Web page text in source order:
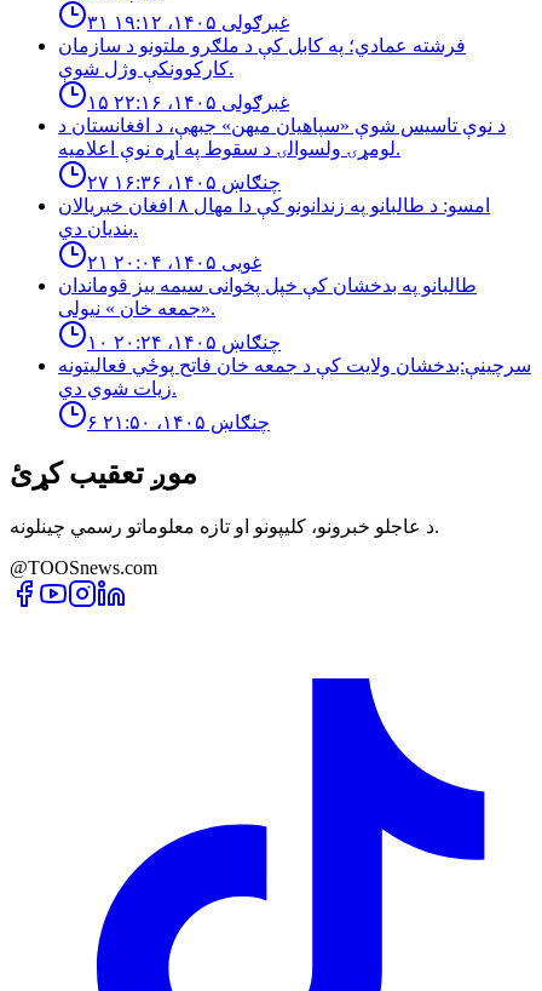
۳۱ غبرګولی ۱۴۰۵، ۱۹:۱۲
فرشته عمادي؛ په کابل کې د ملګرو ملتونو د سازمان
کارکوونکې وژل شوې.
۱۵ غبرګولی ۱۴۰۵، ۲۲:۱۶
د نوې تاسیس شوې «سپاهیان میهن» جبهې، د افغانستان د
لومړۍ ولسوالۍ د سقوط په اړه نوې اعلامیه.
۲۷ چنګاښ ۱۴۰۵، ۱۶:۳۶
امسو: د طالبانو په زندانونو كې دا مهال ٨ افغان خبريالان
بنديان دي.
۲۱ غویی ۱۴۰۵، ۲۰:۰۴
طالبانو په بدخشان كې خپل پخوانى سيمه ييز قوماندان
«جمعه خان » نيولى.
۱۰ چنګاښ ۱۴۰۵، ۲۰:۲۴
سرچینې:بدخشان ولایت کې د جمعه خان فاتح پوځي فعالیتونه
زیات شوي دي.
۶ چنګاښ ۱۴۰۵، ۲۱:۵۰
موږ تعقیب کړئ
د عاجلو خبرونو، کلیپونو او تازه معلوماتو رسمي چینلونه.
@TOOSnews.com